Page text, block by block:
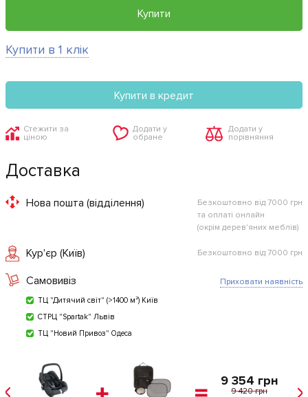
Купити
Купити в 1 клік
Купити в кредит
Стежити за
ціною
Додати у
обране
Додати у
порівняння
Доставка
Нова пошта (відділення)
Безкоштовно від 7000 грн
та оплаті онлайн
(окрім дерев'яних меблів)
Кур'єр (Київ) Безкоштовно від 7000 грн
Самовивіз
ТЦ "Дитячий світ" (>1400 м²) Київ
СТРЦ "Spartak" Львів
ТЦ "Новий Привоз" Одеса
Приховати наявність
9 354 грн
9 420 грн